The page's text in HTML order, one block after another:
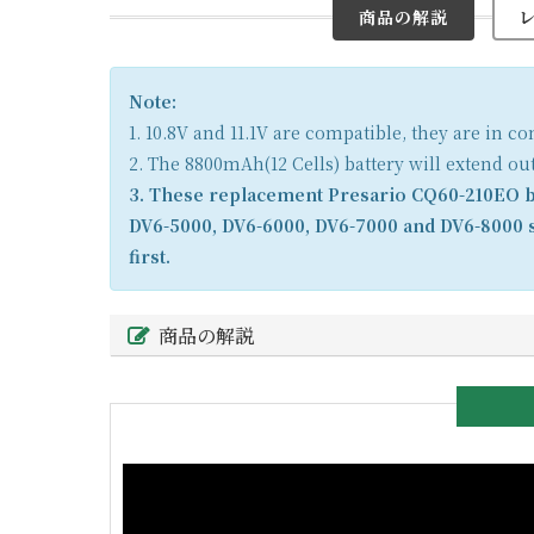
商品の解説
Note:
1. 10.8V and 11.1V are compatible, they are in
2. The 8800mAh(12 Cells) battery will extend
3. These replacement Presario CQ60-210EO
DV6-5000, DV6-6000, DV6-7000 and DV6-
first.
商品の解説